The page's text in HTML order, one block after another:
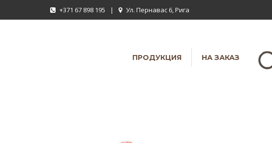
+371 67 898 195 | Ул. Пернавас 6, Рига
ПРОДУКЦИЯ НА ЗАКАЗ